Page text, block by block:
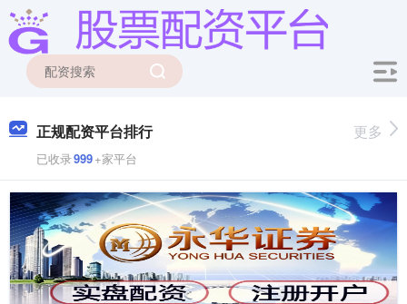
正规配资平台排行
已收录999+家平台
更多